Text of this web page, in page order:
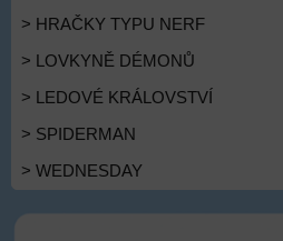
> HRAČKY TYPU NERF
> LOVKYNĚ DÉMONŮ
> LEDOVÉ KRÁLOVSTVÍ
> SPIDERMAN
> WEDNESDAY